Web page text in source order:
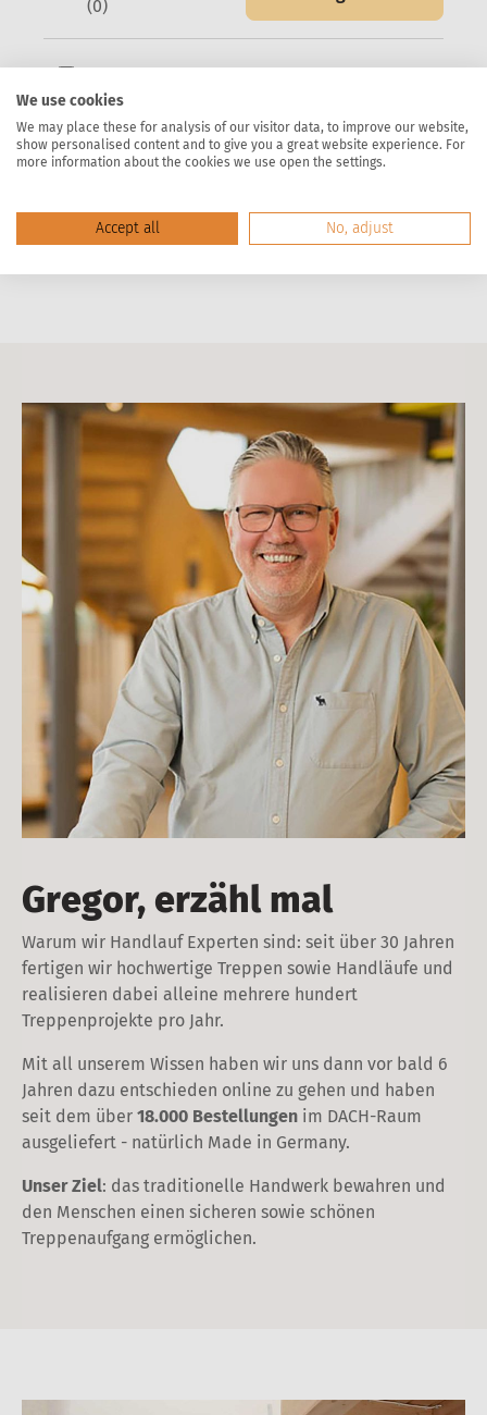
(0)
anzeigen.
Keine Bewertungen gefunden. Teilen Sie
Gregor, erzähl mal
Warum wir Handlauf Experten sind: seit über 30 Jahren
fertigen wir hochwertige Treppen sowie Handläufe und
realisieren dabei alleine mehrere hundert
Treppenprojekte pro Jahr.
Mit all unserem Wissen haben wir uns dann vor bald 6
Jahren dazu entschieden online zu gehen und haben
seit dem über 18.000 Bestellungen im DACH-Raum
ausgeliefert - natürlich Made in Germany.
Unser Ziel: das traditionelle Handwerk bewahren und
den Menschen einen sicheren sowie schönen
Treppenaufgang ermöglichen.
We use cookies
We may place these for analysis of our visitor data, to improve our website,
show personalised content and to give you a great website experience. For
more information about the cookies we use open the settings.
Accept all No, adjust